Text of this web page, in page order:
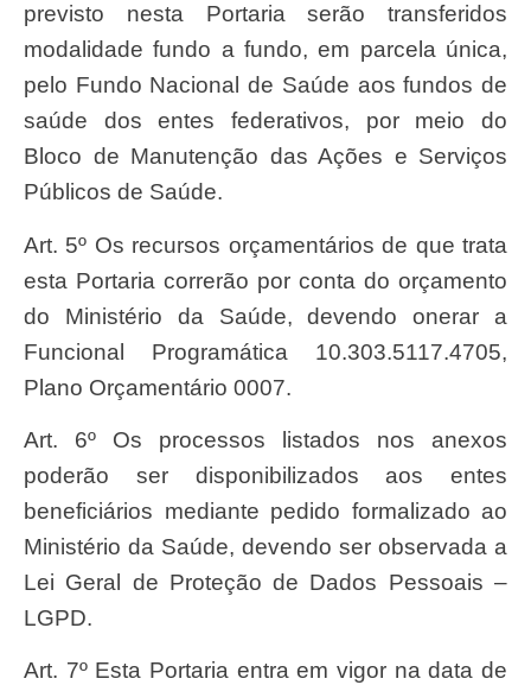
previsto nesta Portaria serão transferidos
modalidade fundo a fundo, em parcela única,
pelo Fundo Nacional de Saúde aos fundos de
saúde dos entes federativos, por meio do
Bloco de Manutenção das Ações e Serviços
Públicos de Saúde.
Art. 5º Os recursos orçamentários de que trata
esta Portaria correrão por conta do orçamento
do Ministério da Saúde, devendo onerar a
Funcional Programática 10.303.5117.4705,
Plano Orçamentário 0007.
Art. 6º Os processos listados nos anexos
poderão ser disponibilizados aos entes
beneficiários mediante pedido formalizado ao
Ministério da Saúde, devendo ser observada a
Lei Geral de Proteção de Dados Pessoais –
LGPD.
Art. 7º Esta Portaria entra em vigor na data de